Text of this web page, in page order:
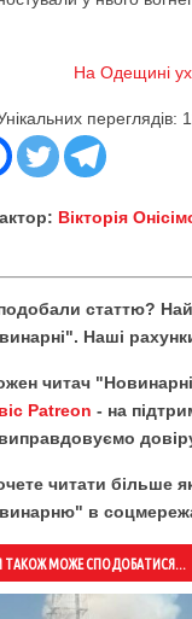
На Одещині
переглядів:
Вікторія
статтю?
Наші
читач
Patreon - на
читати більше
в
ТАКОЖ МОЖЕ СПОДОБАТИСЯ...